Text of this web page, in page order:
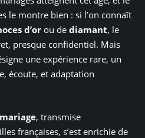
le montre bien : si l’on connaît
d’or ou de diamant, le
presque confidentiel. Mais
une expérience rare, un
écoute, et adaptation
, transmise
françaises, s’est enrichie de